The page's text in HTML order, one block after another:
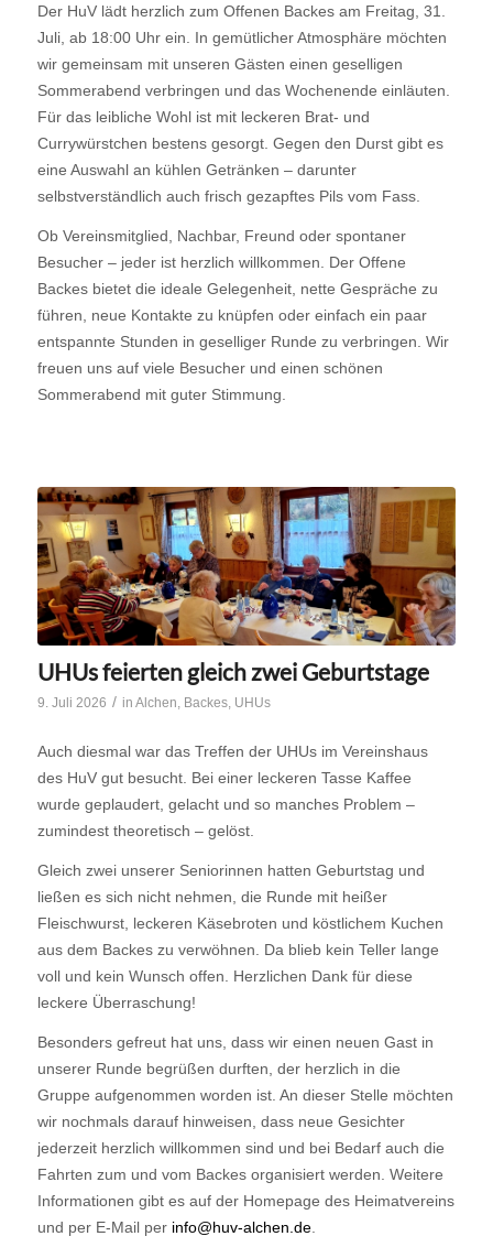
Der HuV lädt herzlich zum Offenen Backes am Freitag, 31.
Juli, ab 18:00 Uhr ein. In gemütlicher Atmosphäre möchten
wir gemeinsam mit unseren Gästen einen geselligen
Sommerabend verbringen und das Wochenende einläuten.
Für das leibliche Wohl ist mit leckeren Brat- und
Currywürstchen bestens gesorgt. Gegen den Durst gibt es
eine Auswahl an kühlen Getränken – darunter
selbstverständlich auch frisch gezapftes Pils vom Fass.
Ob Vereinsmitglied, Nachbar, Freund oder spontaner
Besucher – jeder ist herzlich willkommen. Der Offene
Backes bietet die ideale Gelegenheit, nette Gespräche zu
führen, neue Kontakte zu knüpfen oder einfach ein paar
entspannte Stunden in geselliger Runde zu verbringen. Wir
freuen uns auf viele Besucher und einen schönen
Sommerabend mit guter Stimmung.
UHUs feierten gleich zwei Geburtstage
9. Juli 2026 / in Alchen, Backes, UHUs
Auch diesmal war das Treffen der UHUs im Vereinshaus
des HuV gut besucht. Bei einer leckeren Tasse Kaffee
wurde geplaudert, gelacht und so manches Problem –
zumindest theoretisch – gelöst.
Gleich zwei unserer Seniorinnen hatten Geburtstag und
ließen es sich nicht nehmen, die Runde mit heißer
Fleischwurst, leckeren Käsebroten und köstlichem Kuchen
aus dem Backes zu verwöhnen. Da blieb kein Teller lange
voll und kein Wunsch offen. Herzlichen Dank für diese
leckere Überraschung!
Besonders gefreut hat uns, dass wir einen neuen Gast in
unserer Runde begrüßen durften, der herzlich in die
Gruppe aufgenommen worden ist. An dieser Stelle möchten
wir nochmals darauf hinweisen, dass neue Gesichter
jederzeit herzlich willkommen sind und bei Bedarf auch die
Fahrten zum und vom Backes organisiert werden. Weitere
Informationen gibt es auf der Homepage des Heimatvereins
und per E-Mail per info@huv-alchen.de.